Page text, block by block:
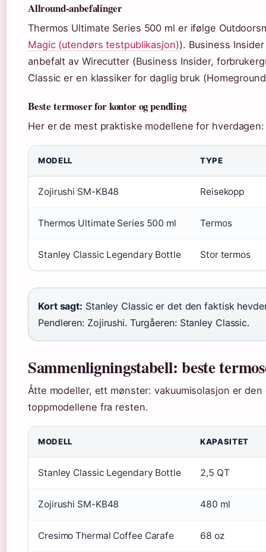
Allround-anbefalinger
Thermos Ultimate Series 500 ml er ifølge
Magic (utendørs testpublikasjon)). Business
anbefalt av Wirecutter (Business Insider,
Classic er en klassiker for daglig bruk
Beste termoser for kontor og pendling
Her er de mest praktiske modellene for hverdagen:
MODELL TYPE
Zojirushi SM-KB48 Reisekopp
Thermos Ultimate Series 500 ml Termos
Stanley Classic Legendary Bottle Stor termos
Kort sagt: Stanley Classic er det den faktisk
Pendleren: Zojirushi. Turgåeren: Stanley Classic.
Sammenligningstabell: beste
Åtte modeller, ett mønster: vakuumisolasjon er
toppmodellene fra resten.
MODELL KAPASITET
Stanley Classic Legendary Bottle 2,5 QT
Zojirushi SM-KB48 480 ml
Cresimo Thermal Coffee Carafe 68 oz